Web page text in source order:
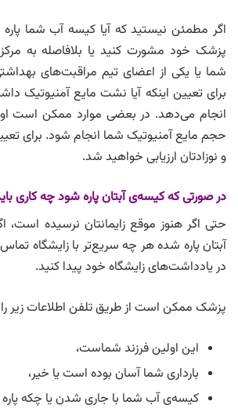
اگر مطمئن نیستید که آیا کیسه آب شما
پزشک خود مشورت کنید یا بلافاصله به
شما یا یکی از اعضای تیم مراقبت‌های
برای تعیین اینکه آیا نشت مایع آمنیوتیک
انجام می‌دهد. در بعضی موارد ممکن است
حجم مایع آمنیوتیک شما انجام شود. برای
و نوزادتان ارزیابی خواهید شد.
در صورتی که کیسه‌ی آبتان پاره شود چه کاری
حتی اگر هنوز موقع زایمانتان نرسیده است،
آبتان پاره شده هر چه سریع‌تر با زایشگاه تماس
در یادداشت‌های زایشگاه خود پیدا کنید.
پزشک ممکن است از طریق تلفن اطلاعات زیر
این اولین فرزند شماست،
بارداری شما آسان بوده است یا خیر،
کیسه‌ی آب شما با جاری شدن یا چکه